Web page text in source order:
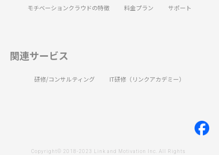
モチベーションクラウドの特徴 料金プラン サポート
関連サービス
研修/コンサルティング IT研修（リンクアカデミー）
Copyright© 2018-2023 Link and Motivation Inc. All Rights